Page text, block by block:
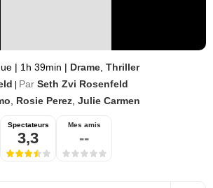
| 1h 39min | Drame Thriller
Par Seth Zvi Rosenfeld
Rosie Perez Julie Carmen
Spectateurs
3,3
Mes amis
--